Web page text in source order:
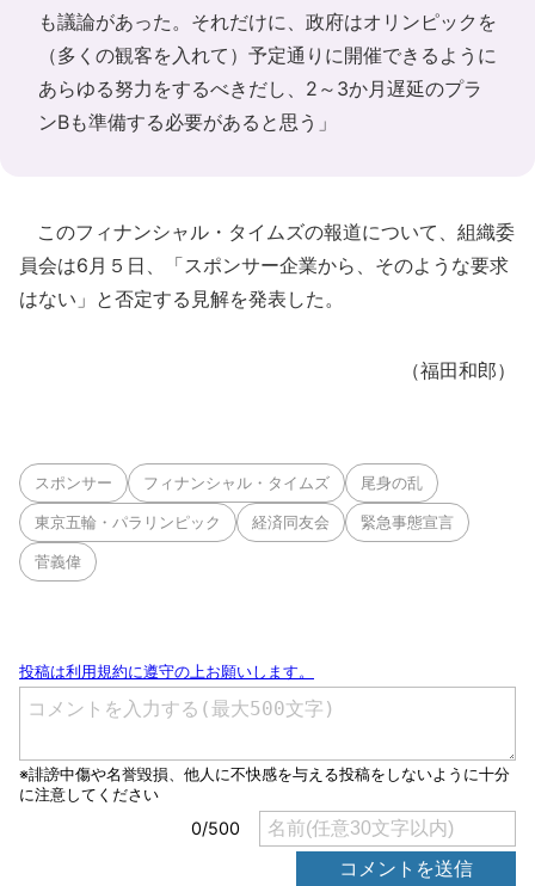
も議論があった。それだけに、政府はオリンピックを
（多くの観客を入れて）予定通りに開催できるように
あらゆる努力をするべきだし、2～3か月遅延のプラ
ンBも準備する必要があると思う」
このフィナンシャル・タイムズの報道について、組織委
員会は6月５日、「スポンサー企業から、そのような要求
はない」と否定する見解を発表した。
（福田和郎）
スポンサー フィナンシャル・タイムズ 尾身の乱
東京五輪・パラリンピック 経済同友会 緊急事態宣言
菅義偉